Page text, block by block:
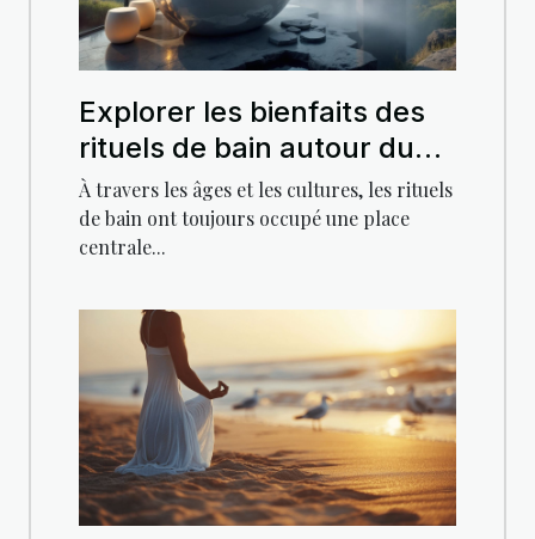
Explorer les bienfaits des
rituels de bain autour du
globe
À travers les âges et les cultures, les rituels
de bain ont toujours occupé une place
centrale...